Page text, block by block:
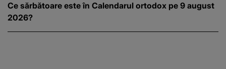
Ce sărbătoare este în Calendarul ortodox pe 9 august
2026?